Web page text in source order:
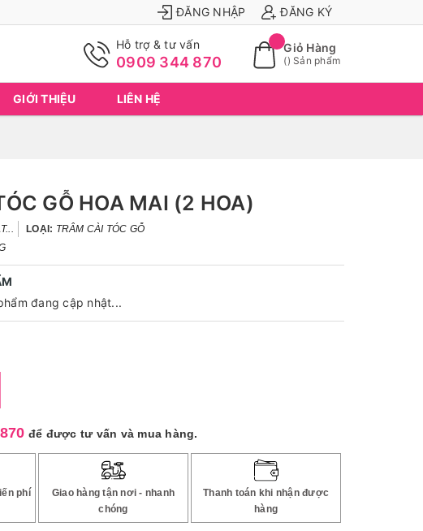
ĐĂNG NHẬP ĐĂNG KÝ
Hỗ trợ & tư vấn
0909 344 870
Giỏ Hàng
() Sản phẩm
GIỚI THIỆU LIÊN HỆ
GỖ HOA MAI (2 HOA)
LOẠI: TRÂM CÀI TÓC GỖ
đang cập nhật...
để được tư vấn và mua hàng.
phí
Giao hàng tận nơi - nhanh
chóng
Thanh toán khi nhận được
hàng